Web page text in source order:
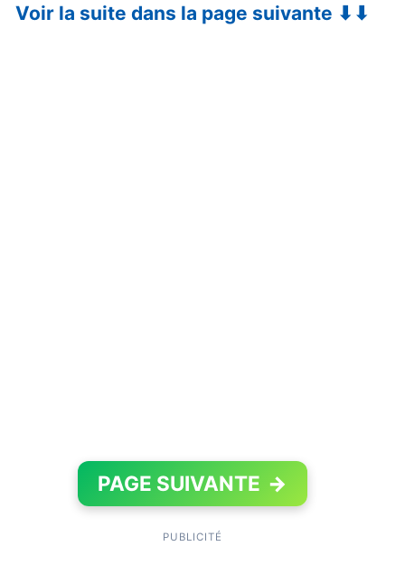
Voir la suite dans la page suivante ⬇⬇
PAGE SUIVANTE →
PUBLICITÉ